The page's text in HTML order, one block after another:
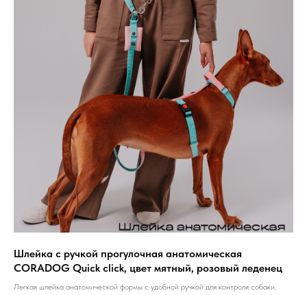
Шлейка с ручкой прогулочная анатомическая
CORADOG Quick click, цвет мятный, розовый леденец
Легкая шлейка анатомической формы с удобной ручкой для контроля собаки.